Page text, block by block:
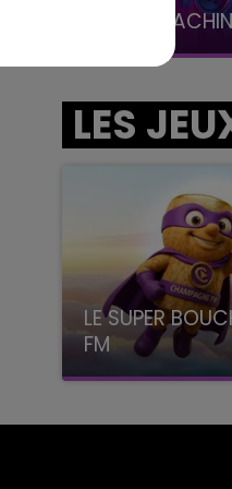
LA POP
LES
LE SUPER
FM
avec La Famille